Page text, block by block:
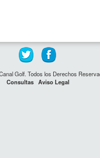
Golf. Todos los Derechos
Consultas Aviso Legal